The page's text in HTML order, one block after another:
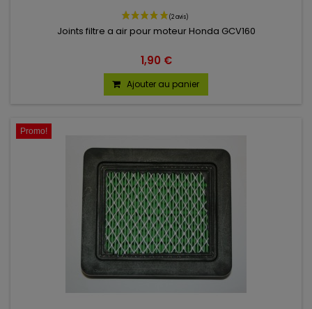
Joints filtre a air pour moteur Honda GCV160
1,90 €
Ajouter au panier
Promo!